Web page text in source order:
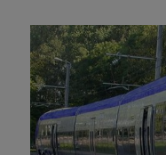
04.08.2026 Actualités
03.08.2026 Actualités
03.08.2026 Actualités
03.08.2026 Actualités